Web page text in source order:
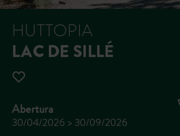
HUTTOPIA
LAC DE SILLÉ
Abertura
30/04/2026 > 30/09/2026